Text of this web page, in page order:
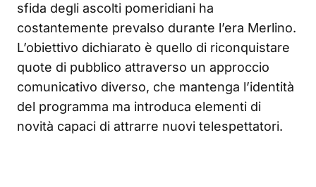
sfida degli ascolti pomeridiani ha
costantemente prevalso durante l’era Merlino.
L’obiettivo dichiarato è quello di riconquistare
quote di pubblico attraverso un approccio
comunicativo diverso, che mantenga l’identità
del programma ma introduca elementi di
novità capaci di attrarre nuovi telespettatori.